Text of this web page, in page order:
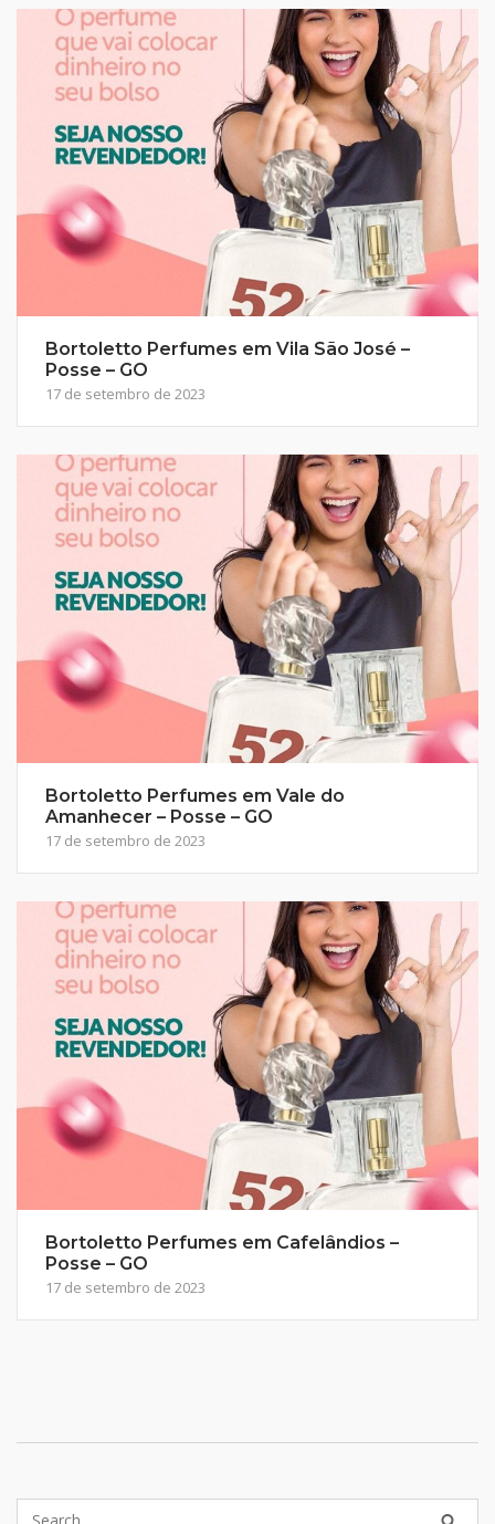
Bortoletto Perfumes em Vila São José –
Posse – GO
17 de setembro de 2023
Bortoletto Perfumes em Vale do
Amanhecer – Posse – GO
17 de setembro de 2023
Bortoletto Perfumes em Cafelândios –
Posse – GO
17 de setembro de 2023